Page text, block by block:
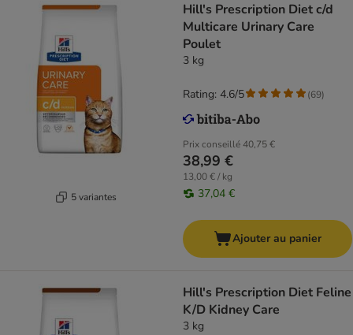
5 variantes
Hill's Prescription Diet c/d
Multicare Urinary Care
Poulet
3 kg
Prix conseillé40,75 €
38,99 €
13,00 € / kg
37,04 €
Rating: 4.6/5 (69)
Ajouter au panier
Hill's Prescription Diet Feline
K/D Kidney Care
3 kg